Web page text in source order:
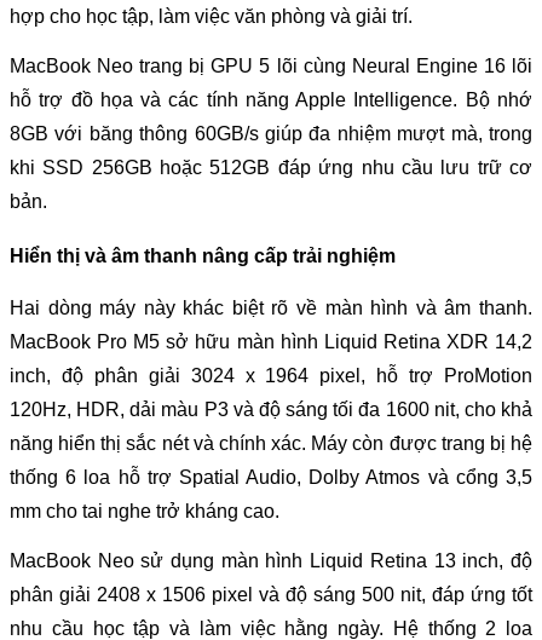
hợp cho học tập, làm việc văn phòng và giải trí.
MacBook Neo trang bị GPU 5 lõi cùng Neural Engine 16 lõi
hỗ trợ đồ họa và các tính năng Apple Intelligence. Bộ nhớ
8GB với băng thông 60GB/s giúp đa nhiệm mượt mà, trong
khi SSD 256GB hoặc 512GB đáp ứng nhu cầu lưu trữ cơ
bản.
Hiển thị và âm thanh nâng cấp trải nghiệm
Hai dòng máy này khác biệt rõ về màn hình và âm thanh.
MacBook Pro M5 sở hữu màn hình Liquid Retina XDR 14,2
inch, độ phân giải 3024 x 1964 pixel, hỗ trợ ProMotion
120Hz, HDR, dải màu P3 và độ sáng tối đa 1600 nit, cho khả
năng hiển thị sắc nét và chính xác. Máy còn được trang bị hệ
thống 6 loa hỗ trợ Spatial Audio, Dolby Atmos và cổng 3,5
mm cho tai nghe trở kháng cao.
MacBook Neo sử dụng màn hình Liquid Retina 13 inch, độ
phân giải 2408 x 1506 pixel và độ sáng 500 nit, đáp ứng tốt
nhu cầu học tập và làm việc hằng ngày. Hệ thống 2 loa